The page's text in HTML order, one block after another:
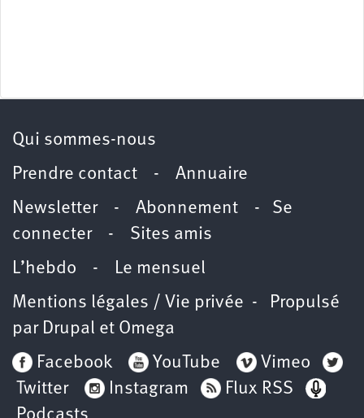
Qui sommes-nous
Prendre contact - Annuaire
Newsletter - Abonnement - Se
connecter- Sites amis
L’hebdo -
Le mensuel
Mentions légales / Vie privée - Propulsé
par Drupal et Omega
Facebook
YouTube
Vimeo
Twitter
Instagram
Flux RSS